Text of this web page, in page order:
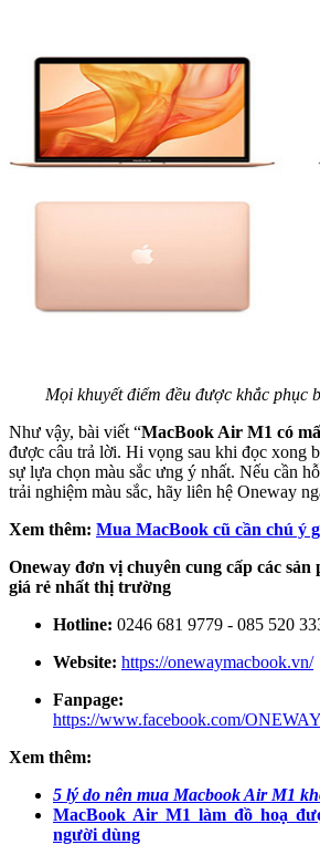
Mọi khuyết điểm đều được khắc phục
Như vậy, bài viết “MacBook Air M1 có
được câu trả lời. Hi vọng sau khi đọc xong
sự lựa chọn màu sắc ưng ý nhất. Nếu cần
trải nghiệm màu sắc, hãy liên hệ Oneway
Xem thêm: Mua MacBook cũ cần chú ý
Oneway đơn vị chuyên cung cấp các
giá rẻ nhất thị trường
Hotline: 0246 681 9779 - 085 520
Website: https://onewaymacbook.vn/
Fanpage:
https://www.facebook.com/
Xem thêm:
5 lý do nên mua Macbook Air M1
MacBook Air M1 làm đồ hoạ
người dùng